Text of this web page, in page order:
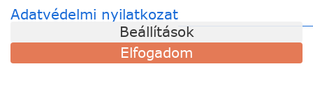
TÁMOGATÁS
Szállítási információk
Visszaküldés és csere
Adatvédelmi nyilatkozat
Beállítások
Elfogadom